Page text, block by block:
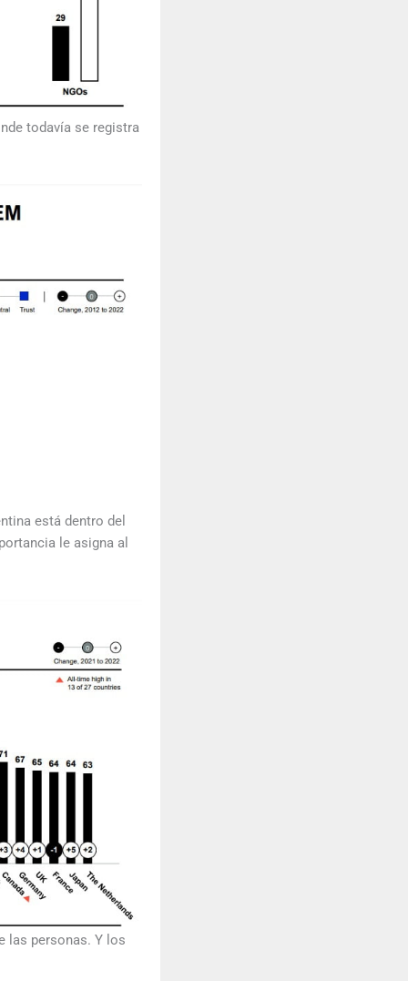
todavía se registra
está dentro del
le asigna al
las personas. Y los